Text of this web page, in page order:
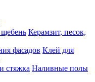
Керамзит, песок,
Клей для
Наливные полы